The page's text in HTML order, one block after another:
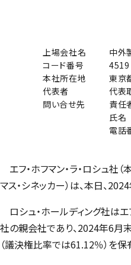
上場会社名
中外
コード番号
4519
本社所在地
東京
代表者
代表
問い合せ先
責任
氏名
電話
エフ・ホフマン・ラ・ロシュ社（
マス・シネッカー）は、本日、
ロシュ・ホールディング社はエ
社の親会社であり、2024年6月
（議決権比率では61.12％）を保